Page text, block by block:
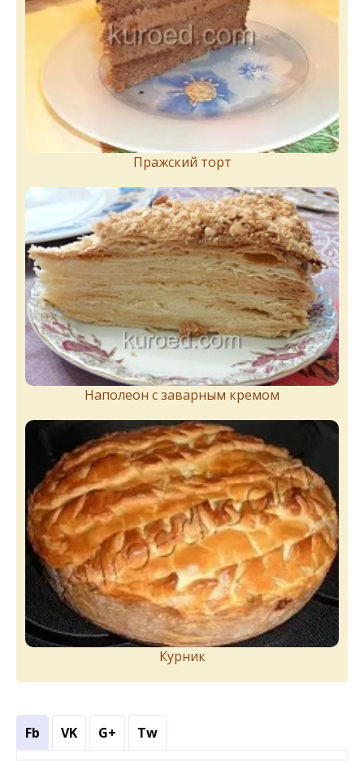
Пражский торт
Наполеон с заварным кремом
Курник
Fb VK G+ Tw